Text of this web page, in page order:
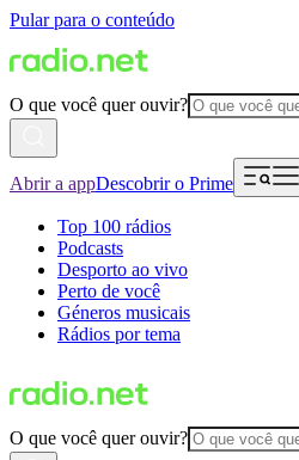
Pular para o conteúdo
O que você quer ouvir?
Abrir a appDescobrir o Prime
Top 100 rádios
Podcasts
Desporto ao vivo
Perto de você
Géneros musicais
Rádios por tema
O que você quer ouvir?